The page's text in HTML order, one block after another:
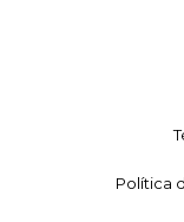
Política